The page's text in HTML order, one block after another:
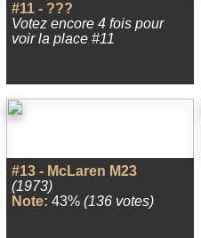
#11 - ???
Votez encore 4 fois pour
voir la place #11
#13 - McLaren M23
(1973)
Note: 43% (136 votes)